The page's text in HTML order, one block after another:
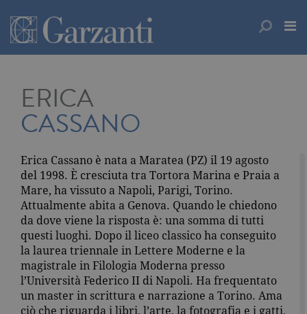
ERICA
CASSANO
Erica Cassano è nata a Maratea (PZ) il 19 agosto
del 1998. È cresciuta tra Tortora Marina e Praia a
Mare, ha vissuto a Napoli, Parigi, Torino.
Attualmente abita a Genova. Quando le chiedono
da dove viene la risposta è: una somma di tutti
questi luoghi. Dopo il liceo classico ha conseguito
la laurea triennale in Lettere Moderne e la
magistrale in Filologia Moderna presso
l’Università Federico II di Napoli. Ha frequentato
un master in scrittura e narrazione a Torino. Ama
ciò che riguarda i libri, l’arte, la fotografia e i gatti,